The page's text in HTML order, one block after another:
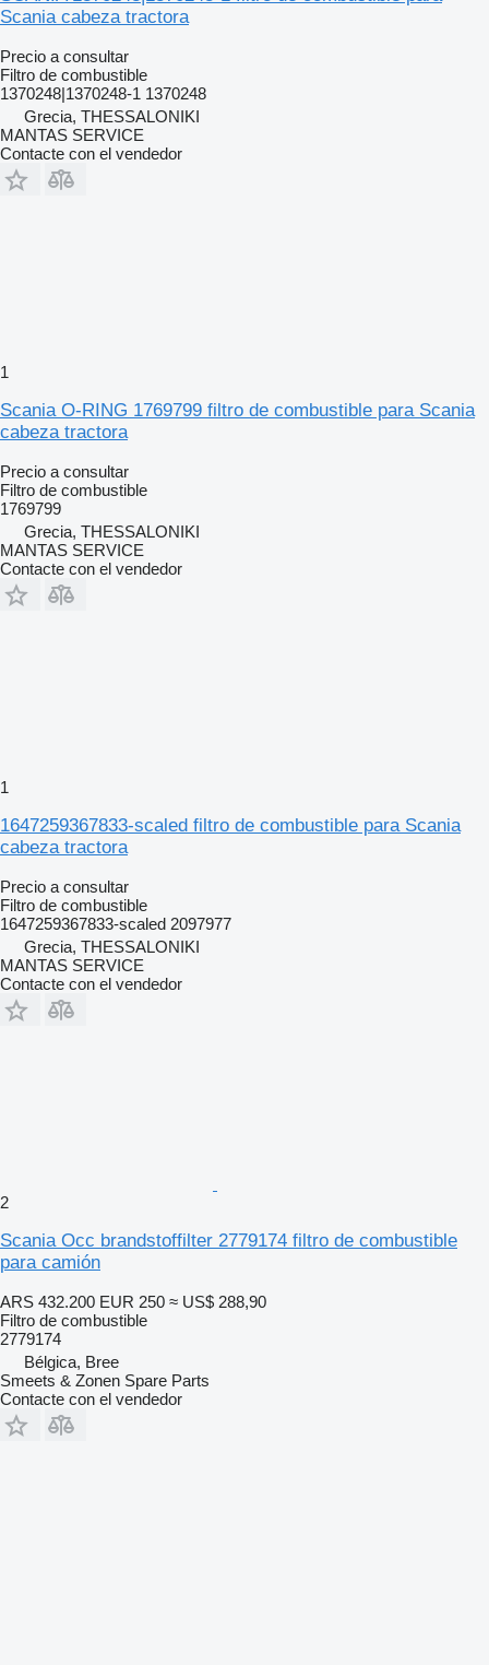
Scania cabeza tractora
Precio a consultar
Filtro de combustible
1370248|1370248-1 1370248
Grecia, THESSALONIKI
MANTAS SERVICE
Contacte con el vendedor
1
Scania O-RING 1769799 filtro de combustible para Scania
cabeza tractora
Precio a consultar
Filtro de combustible
1769799
Grecia, THESSALONIKI
MANTAS SERVICE
Contacte con el vendedor
1
1647259367833-scaled filtro de combustible para Scania
cabeza tractora
Precio a consultar
Filtro de combustible
1647259367833-scaled 2097977
Grecia, THESSALONIKI
MANTAS SERVICE
Contacte con el vendedor
2
Scania Occ brandstoffilter 2779174 filtro de combustible
para camión
ARS 432.200 EUR 250 ≈ US$ 288,90
Filtro de combustible
2779174
Bélgica, Bree
Smeets & Zonen Spare Parts
Contacte con el vendedor